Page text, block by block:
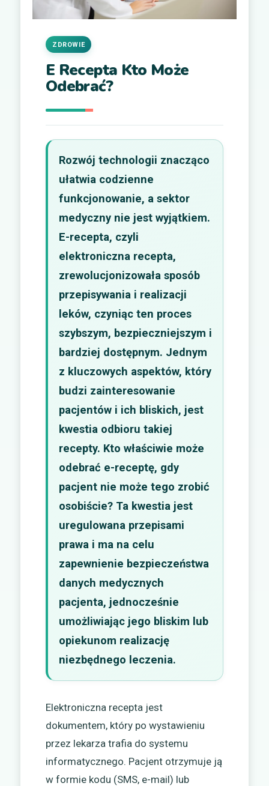
E Recepta Kto Może
Odebrać?
ZDROWIE
Rozwój technologii znacząco
ułatwia codzienne
funkcjonowanie, a sektor
medyczny nie jest wyjątkiem.
E-recepta, czyli
elektroniczna recepta,
zrewolucjonizowała sposób
przepisywania i realizacji
leków, czyniąc ten proces
szybszym, bezpieczniejszym i
bardziej dostępnym. Jednym
z kluczowych aspektów, który
budzi zainteresowanie
pacjentów i ich bliskich, jest
kwestia odbioru takiej
recepty. Kto właściwie może
odebrać e-receptę, gdy
pacjent nie może tego zrobić
osobiście? Ta kwestia jest
uregulowana przepisami
prawa i ma na celu
zapewnienie bezpieczeństwa
danych medycznych
pacjenta, jednocześnie
umożliwiając jego bliskim lub
opiekunom realizację
niezbędnego leczenia.
Elektroniczna recepta jest
dokumentem, który po wystawieniu
przez lekarza trafia do systemu
informatycznego. Pacjent otrzymuje ją
w formie kodu (SMS, e-mail) lub